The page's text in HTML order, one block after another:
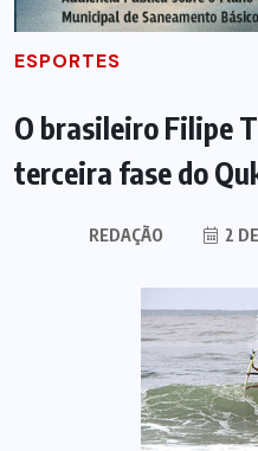
ESPORTES
O brasileiro Filipe
terceira fase do
REDAÇÃO 2